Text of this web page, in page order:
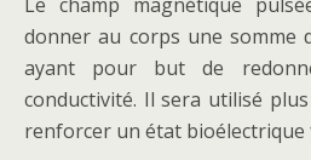
donner au corps une somme
ayant pour but de
conductivité. Il sera utilisé
renforcer un état bioélectrique